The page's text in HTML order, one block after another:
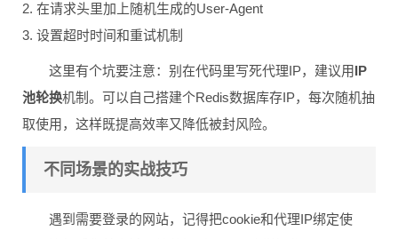
2. 在请求头里加上随机生成的User-Agent
3. 设置超时时间和重试机制
这里有个坑要注意：别在代码里写死代理IP，建议用IP
池轮换机制。可以自己搭建个Redis数据库存IP，每次随机抽
取使用，这样既提高效率又降低被封风险。
不同场景的实战技巧
遇到需要登录的网站，记得把cookie和代理IP绑定使